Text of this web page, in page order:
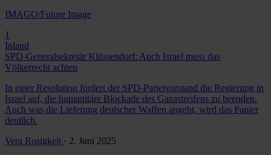
IMAGO/Future Image
1
Inland
SPD-Generalsekretär Klüssendorf: Auch Israel muss das
Völkerrecht achten
In einer Resolution fordert der SPD-Parteivorstand die Regierung in
Israel auf, die humanitäre Blockade des Gazastreifens zu beenden.
Auch was die Lieferung deutscher Waffen angeht, wird das Papier
deutlich.
Vera Rosigkeit · 2. Juni 2025